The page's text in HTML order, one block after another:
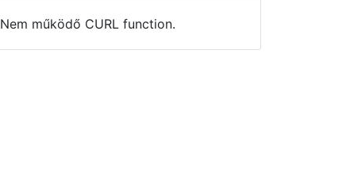
Nem működő CURL function.